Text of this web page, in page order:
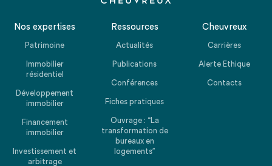
Nos expertises
Patrimoine
Immobilier
résidentiel
Développement
immobilier
Financement
immobilier
Investissement et
arbitrage
Ressources
Actualités
Publications
Conférences
Fiches pratiques
Ouvrage : “La
transformation de
bureaux en
logements”
Cheuvreux
Carrières
Alerte Ethique
Contacts